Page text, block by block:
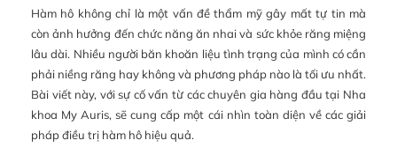
Hàm hô không chỉ là một vấn đề thẩm mỹ gây mất tự tin mà
còn ảnh hưởng đến chức năng ăn nhai và sức khỏe răng miệng
lâu dài. Nhiều người băn khoăn liệu tình trạng của mình có cần
phải niềng răng hay không và phương pháp nào là tối ưu nhất.
Bài viết này, với sự cố vấn từ các chuyên gia hàng đầu tại Nha
khoa My Auris, sẽ cung cấp một cái nhìn toàn diện về các giải
pháp điều trị hàm hô hiệu quả.